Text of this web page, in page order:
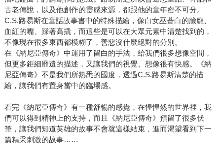
無法得到推薦文作者授權，很可惜這次書上無法收錄。所幸
我們最後還是獲准同意使用，能夠讓台灣讀者也看到這篇有
趣又精彩的文章。 如果你喜歡蘊藏多重含意的故事，想知道
什麼是比永生不死更有價值的東西，翻開這本書吧！
古老傳說，以及他創作的靈感來源，都跟他的童年密不可分。
C.S.路易斯在童話故事書中的特殊描繪，像白女巫蒼白的臉龐、
血紅的嘴、踩著高撬，而這些是可以在大眾元素中清楚找到的，
不像現在很多東西都模糊了，善惡沒什麼絕對的分別。
在《納尼亞傳奇》中運用了留白的手法，給我們很多想像空間，
但更多鉅細靡遺的描述，又讓我們的視覺、想像很有快感。《納
尼亞傳奇》不是我們所熟悉的國度，透過C.S.路易斯清楚的描
繪，讓我們有置身當中的臨場感。
看完《納尼亞傳奇》有一種舒暢的感覺，在惶惶然的世界裡，我
們可以得到精神上的支持，而且《納尼亞傳奇》預留了很多伏
筆，讓我們知道英雄的故事不會就這樣結束，進而渴望看到下一
篇精采刺激的故事……